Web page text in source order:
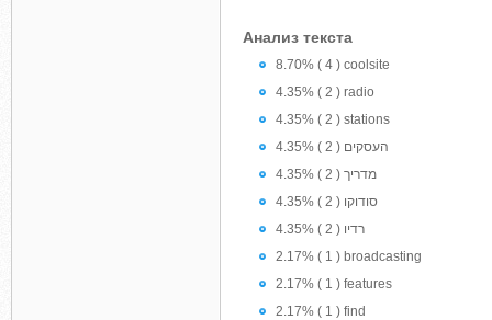
Анализ текста
8.70% ( 4 ) coolsite
4.35% ( 2 ) radio
4.35% ( 2 ) stations
4.35% ( 2 ) העסקים
4.35% ( 2 ) מדריך
4.35% ( 2 ) סודוקו
4.35% ( 2 ) רדיו
2.17% ( 1 ) broadcasting
2.17% ( 1 ) features
2.17% ( 1 ) find